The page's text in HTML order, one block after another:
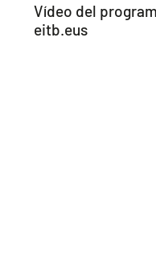
Vídeo del
eitb.eus